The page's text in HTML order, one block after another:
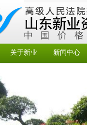
关于新业 新闻中心